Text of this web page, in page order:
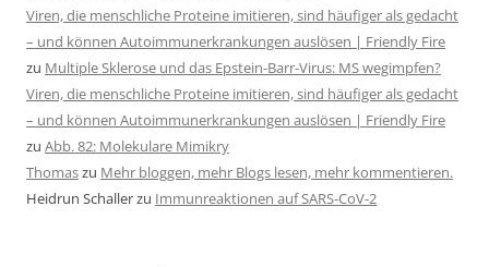
Viren, die menschliche Proteine imitieren, sind häufiger als gedacht
– und können Autoimmunerkrankungen auslösen | Friendly Fire
zu Multiple Sklerose und das Epstein-Barr-Virus: MS wegimpfen?
Viren, die menschliche Proteine imitieren, sind häufiger als gedacht
– und können Autoimmunerkrankungen auslösen | Friendly Fire
zu Abb. 82: Molekulare Mimikry
Thomaszu Mehr bloggen, mehr Blogs lesen, mehr kommentieren.
Heidrun Schallerzu Immunreaktionen auf SARS-CoV-2